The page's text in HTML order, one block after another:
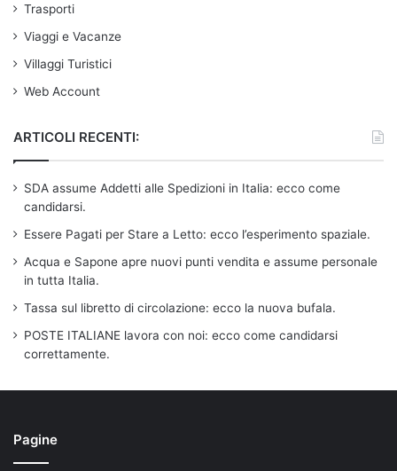
Trasporti
Viaggi e Vacanze
Villaggi Turistici
Web Account
ARTICOLI RECENTI:
SDA assume Addetti alle Spedizioni in Italia: ecco come
candidarsi.
Essere Pagati per Stare a Letto: ecco l’esperimento spaziale.
Acqua e Sapone apre nuovi punti vendita e assume personale
in tutta Italia.
Tassa sul libretto di circolazione: ecco la nuova bufala.
POSTE ITALIANE lavora con noi: ecco come candidarsi
correttamente.
Pagine